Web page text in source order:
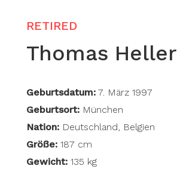
RETIRED
Thomas Heller
Geburtsdatum:7. März 1997
Geburtsort: München
Nation:Deutschland, Belgien
Größe:187 cm
Gewicht:135 kg